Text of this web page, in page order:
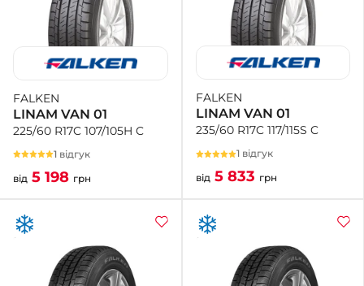
+38 (098) 911-911-4
- на Калиновій
+38 (077) 7-184-184
- Донецьке шосе
+38 (050)-911-911-2
- Щепкіна
+38 (099)-643-33-77
- Тополь
+38 (068)-923-74-19
- Калинова
FALKEN
LINAM VAN 01
225/60 R17C 107/105H C
1 відгук
від 5 198 грн
FALKEN
LINAM VAN 01
235/60 R17C 117/115S C
1 відгук
від 5 833 грн